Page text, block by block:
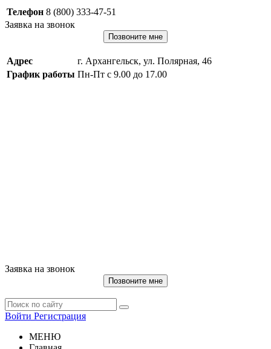
Телефон 8 (800) 333-47-51
Заявка на звонок
Позвоните мне
Адрес
г. Архангельск, ул. Полярная, 46
График работы Пн-Пт с 9.00 до 17.00
Заявка на звонок
Позвоните мне
Войти Регистрация
МЕНЮ